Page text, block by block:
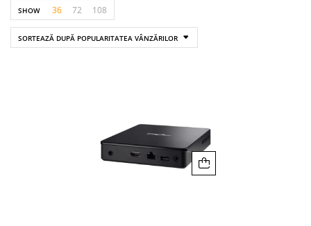
SORTEAZĂ DUPĂ POPULARITATEA VÂNZĂRILOR
SHOW 36 72 108